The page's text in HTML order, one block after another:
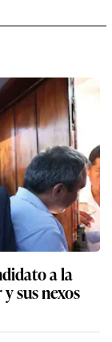
a la
sus nexos